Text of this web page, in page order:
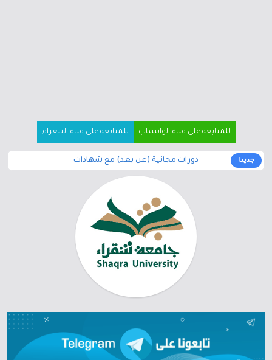
للمتابعة على قناة الواتساب للمتابعة على قناة التلغرام
جديد! دورات مجانية (عن بعد) مع شهادات